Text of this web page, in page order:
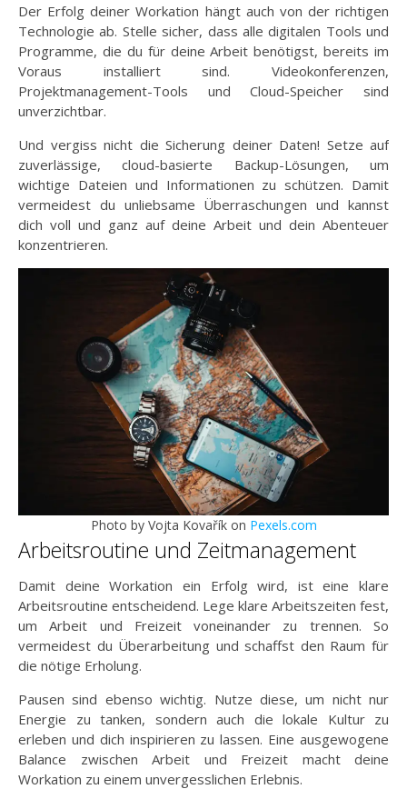
Der Erfolg deiner Workation hängt auch von der richtigen
Technologie ab. Stelle sicher, dass alle digitalen Tools und
Programme, die du für deine Arbeit benötigst, bereits im
Voraus installiert sind. Videokonferenzen,
Projektmanagement-Tools und Cloud-Speicher sind
unverzichtbar.
Und vergiss nicht die Sicherung deiner Daten! Setze auf
zuverlässige, cloud-basierte Backup-Lösungen, um
wichtige Dateien und Informationen zu schützen. Damit
vermeidest du unliebsame Überraschungen und kannst
dich voll und ganz auf deine Arbeit und dein Abenteuer
konzentrieren.
Photo by Vojta Kovařík on Pexels.com
Arbeitsroutine und Zeitmanagement
Damit deine Workation ein Erfolg wird, ist eine klare
Arbeitsroutine entscheidend. Lege klare Arbeitszeiten fest,
um Arbeit und Freizeit voneinander zu trennen. So
vermeidest du Überarbeitung und schaffst den Raum für
die nötige Erholung.
Pausen sind ebenso wichtig. Nutze diese, um nicht nur
Energie zu tanken, sondern auch die lokale Kultur zu
erleben und dich inspirieren zu lassen. Eine ausgewogene
Balance zwischen Arbeit und Freizeit macht deine
Workation zu einem unvergesslichen Erlebnis.